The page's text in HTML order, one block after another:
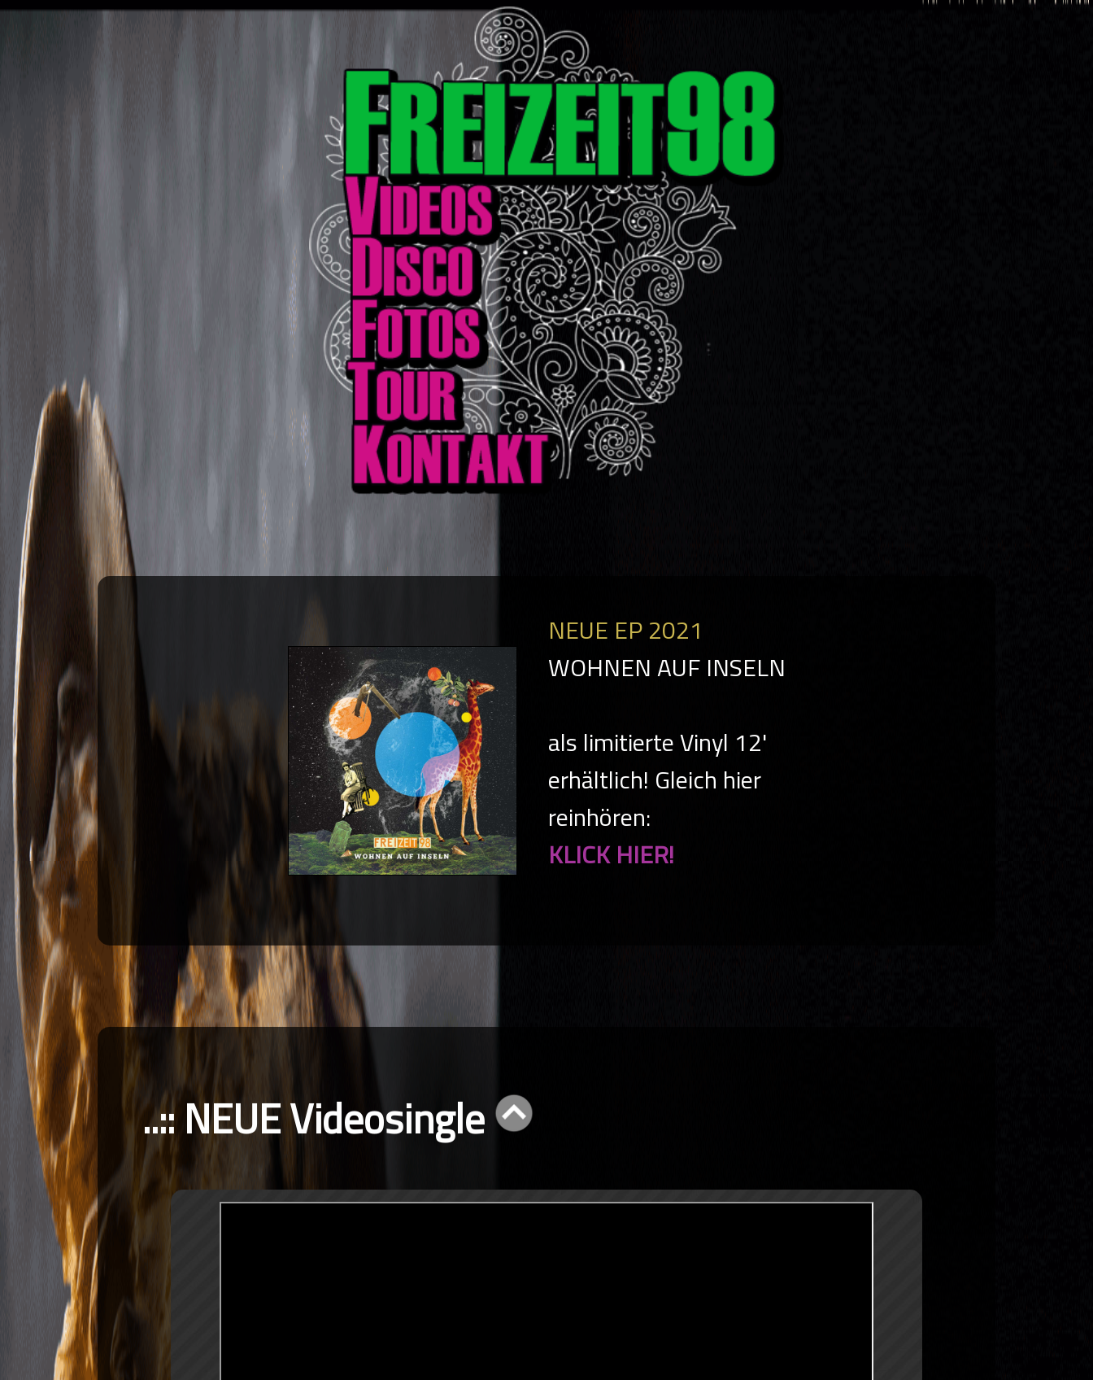
NEUE EP 2021
WOHNEN AUF INSELN
als limitierte Vinyl 12'
erhältlich! Gleich hier
reinhören:
KLICK HIER!
..:: NEUE Videosingle